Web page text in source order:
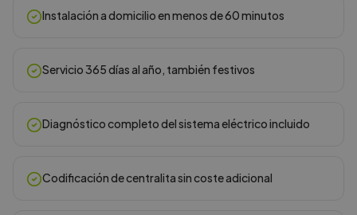
Instalación a domicilio en menos de 60 minutos
Servicio 365 días al año, también festivos
Diagnóstico completo del sistema eléctrico incluido
Codificación de centralita sin coste adicional